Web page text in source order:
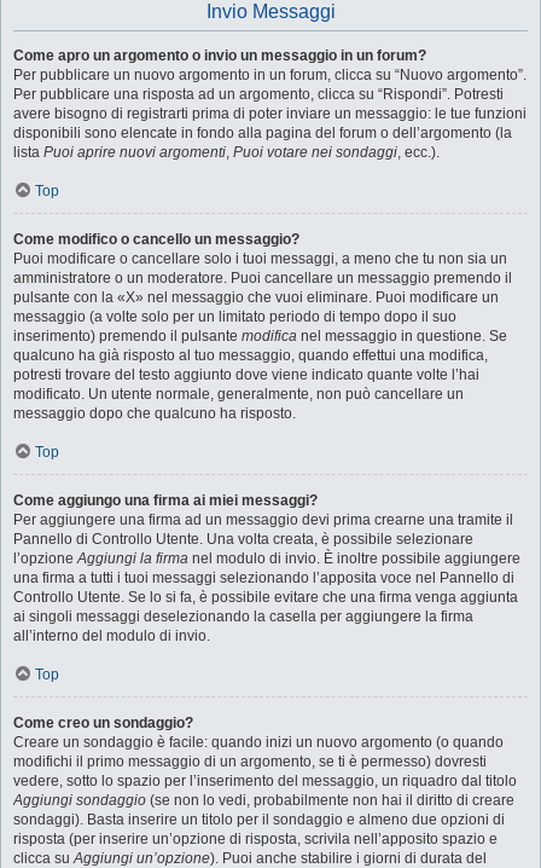
Invio Messaggi
Come apro un argomento o invio un messaggio in un forum?
Per pubblicare un nuovo argomento in un forum, clicca su “Nuovo argomento”.
Per pubblicare una risposta ad un argomento, clicca su “Rispondi”. Potresti
avere bisogno di registrarti prima di poter inviare un messaggio: le tue funzioni
disponibili sono elencate in fondo alla pagina del forum o dell’argomento (la
lista Puoi aprire nuovi argomenti, Puoi votare nei sondaggi, ecc.).
Top
Come modifico o cancello un messaggio?
Puoi modificare o cancellare solo i tuoi messaggi, a meno che tu non sia un
amministratore o un moderatore. Puoi cancellare un messaggio premendo il
pulsante con la «X» nel messaggio che vuoi eliminare. Puoi modificare un
messaggio (a volte solo per un limitato periodo di tempo dopo il suo
inserimento) premendo il pulsante modifica nel messaggio in questione. Se
qualcuno ha già risposto al tuo messaggio, quando effettui una modifica,
potresti trovare del testo aggiunto dove viene indicato quante volte l’hai
modificato. Un utente normale, generalmente, non può cancellare un
messaggio dopo che qualcuno ha risposto.
Top
Come aggiungo una firma ai miei messaggi?
Per aggiungere una firma ad un messaggio devi prima crearne una tramite il
Pannello di Controllo Utente. Una volta creata, è possibile selezionare
l’opzioneAggiungi la firma nel modulo di invio. È inoltre possibile aggiungere
una firma a tutti i tuoi messaggi selezionando l’apposita voce nel Pannello di
Controllo Utente. Se lo si fa, è possibile evitare che una firma venga aggiunta
ai singoli messaggi deselezionando la casella per aggiungere la firma
all’interno del modulo di invio.
Top
Come creo un sondaggio?
Creare un sondaggio è facile: quando inizi un nuovo argomento (o quando
modifichi il primo messaggio di un argomento, se ti è permesso) dovresti
vedere, sotto lo spazio per l’inserimento del messaggio, un riquadro dal titolo
Aggiungi sondaggio (se non lo vedi, probabilmente non hai il diritto di creare
sondaggi). Basta inserire un titolo per il sondaggio e almeno due opzioni di
risposta (per inserire un’opzione di risposta, scrivila nell’apposito spazio e
clicca suAggiungi un’opzione). Puoi anche stabilire i giorni di durata del